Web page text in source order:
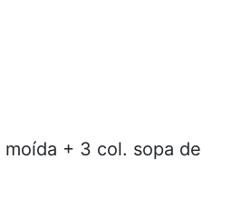
moída + 3 col. sopa de